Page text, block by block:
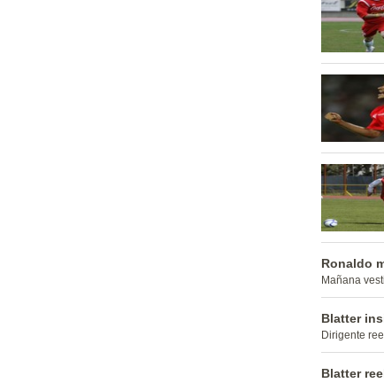
Ronaldo
Mañana
Blatter
Dirigente
Blatter